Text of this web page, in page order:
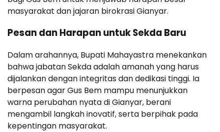
masyarakat dan jajaran birokrasi Gianyar.
Pesan dan Harapan untuk Sekda Baru
Dalam arahannya, Bupati Mahayastra menekankan
bahwa jabatan Sekda adalah amanah yang harus
dijalankan dengan integritas dan dedikasi tinggi. Ia
berpesan agar Gus Bem mampu menunjukkan
warna perubahan nyata di Gianyar, berani
mengambil langkah inovatif, serta berpihak pada
kepentingan masyarakat.